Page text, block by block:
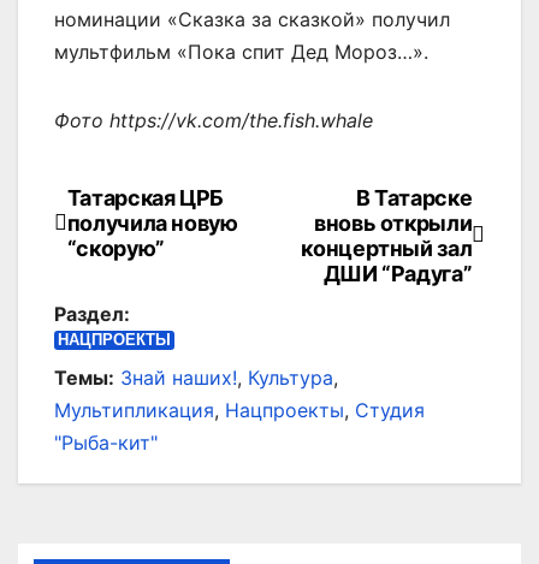
номинации «Сказка за сказкой» получил
мультфильм «Пока спит Дед Мороз…».
Фото https://vk.com/the.fish.whale
Навигация
по
записям
В Татарске
вновь открыли
концертный зал
ДШИ “Радуга”
Татарская ЦРБ
получила новую
“скорую”
Раздел:
НАЦПРОЕКТЫ
Темы: Знай наших!, Культура,
Мультипликация, Нацпроекты, Студия
"Рыба-кит"